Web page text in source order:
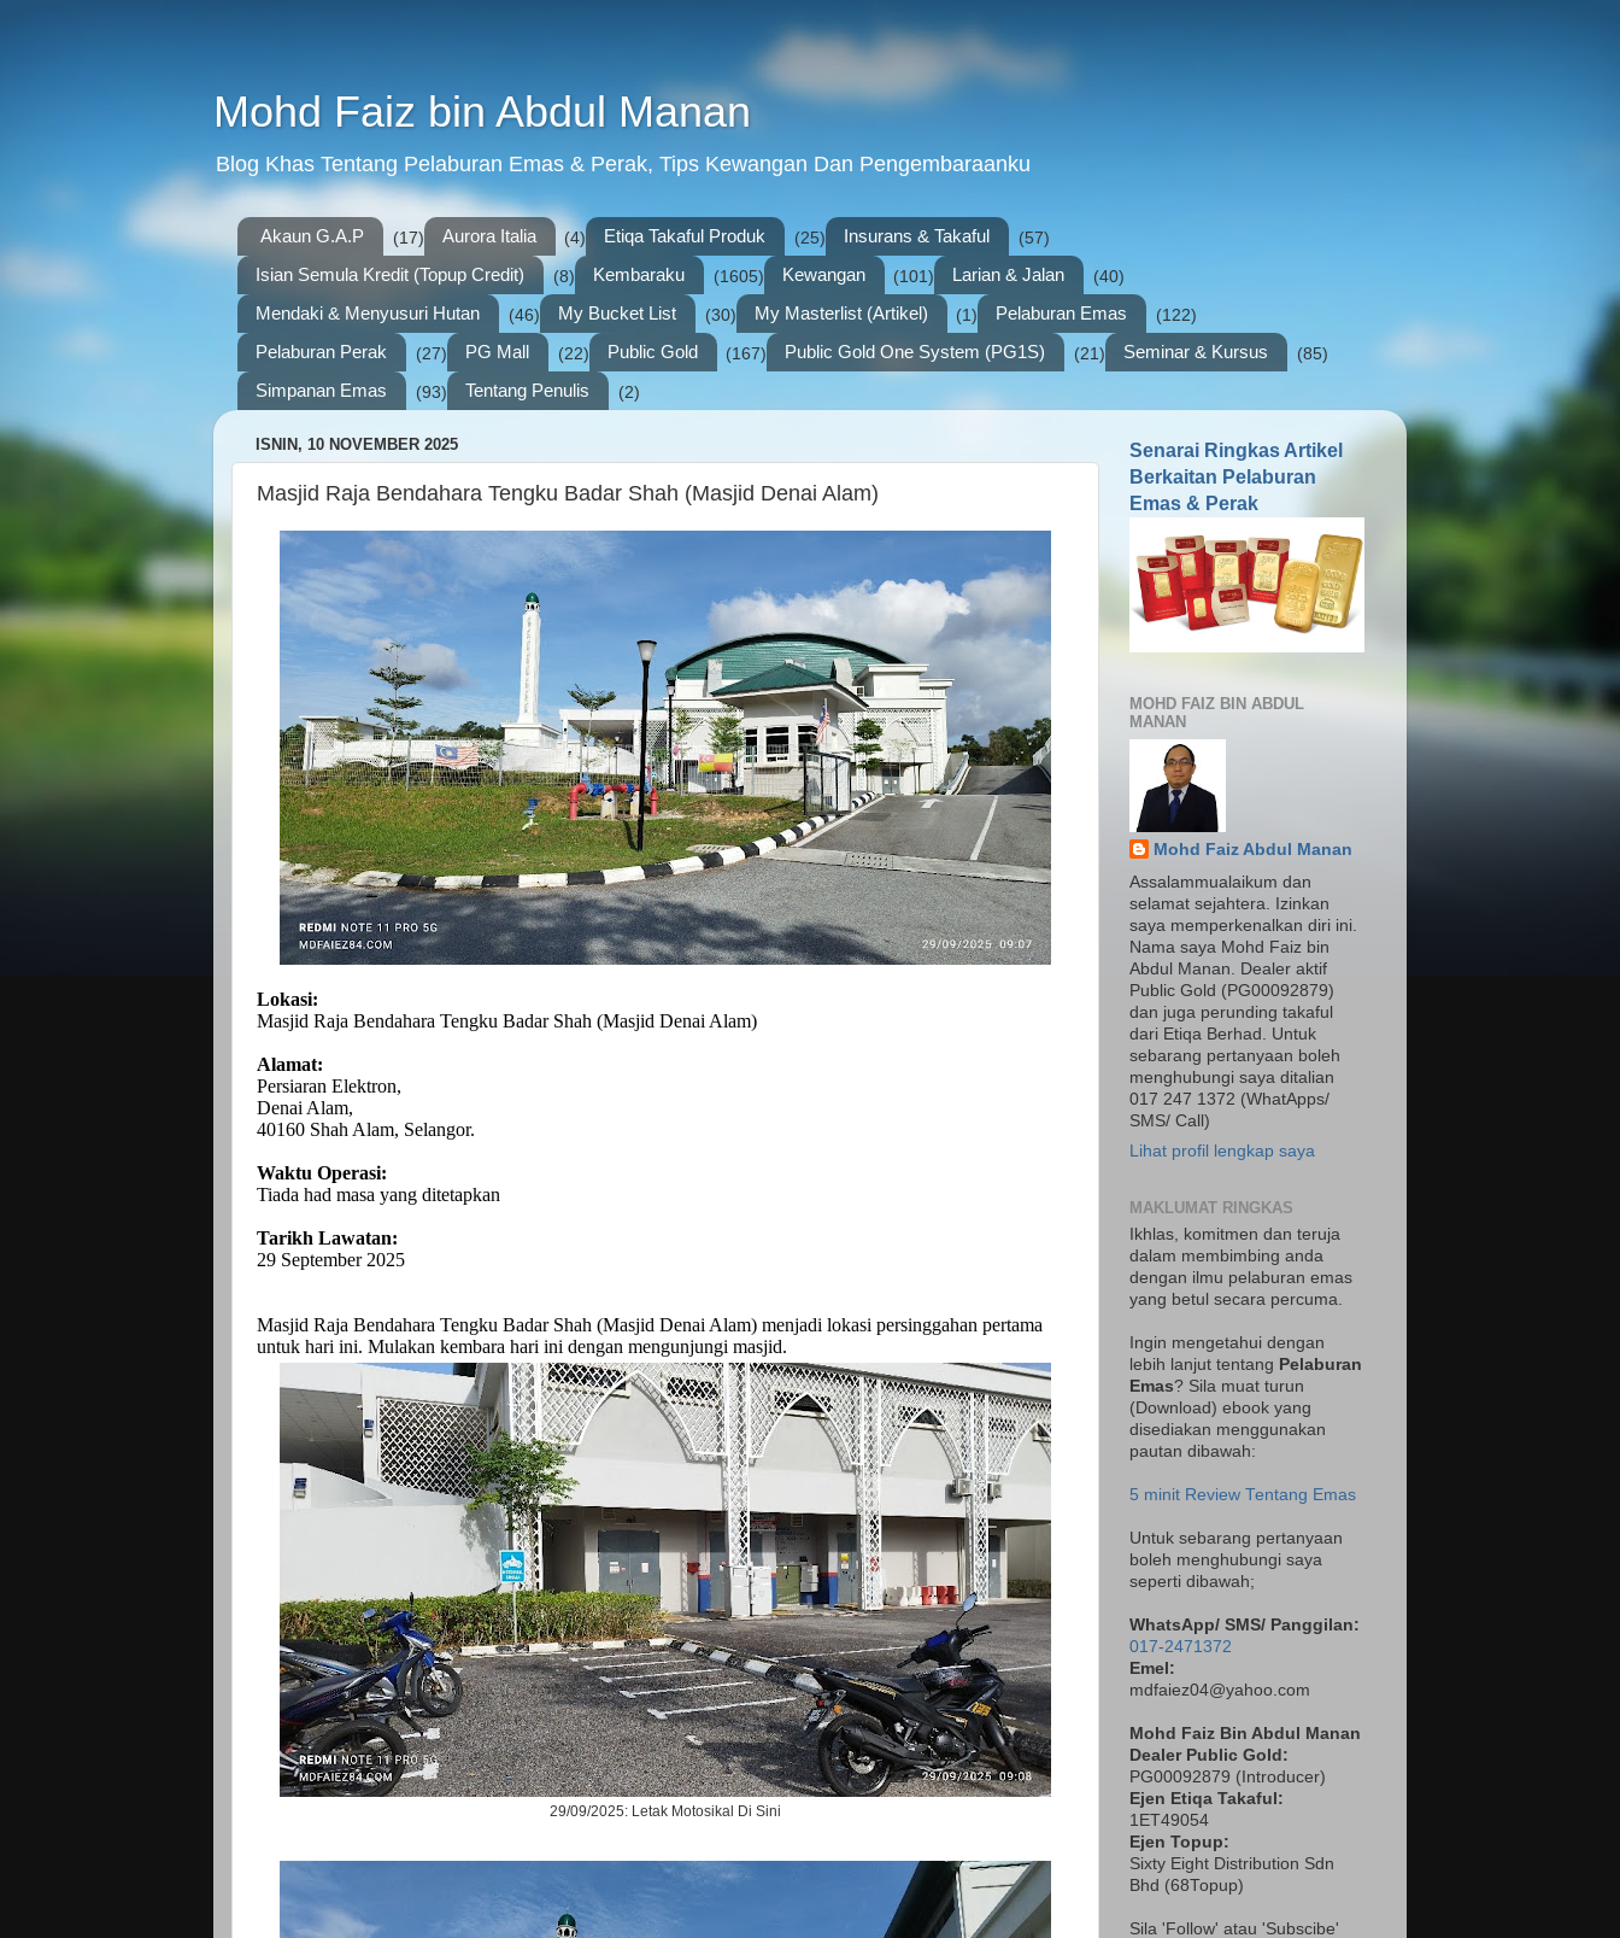
Mohd Faiz bin Abdul Manan
Blog Khas Tentang Pelaburan Emas & Perak, Tips Kewangan Dan Pengembaraanku
Akaun G.A.P (17) Aurora Italia (4) Etiqa Takaful Produk (25) Insurans & Takaful (57)
Isian Semula Kredit (Topup Credit) (8) Kembaraku (1605) Kewangan (101) Larian & Jalan (40)
Mendaki & Menyusuri Hutan (46) My Bucket List (30) My Masterlist (Artikel) (1) Pelaburan Emas (122)
Pelaburan Perak (27) PG Mall (22) Public Gold (167) Public Gold One System (PG1S) (21) Seminar & Kursus (85)
Simpanan Emas (93) Tentang Penulis (2)
ISNIN, 10 NOVEMBER 2025
Masjid Raja Bendahara Tengku Badar Shah (Masjid Denai Alam)
Lokasi:
Masjid Raja Bendahara Tengku Badar Shah (Masjid Denai Alam)
Alamat:
Persiaran Elektron,
Denai Alam,
40160 Shah Alam, Selangor.
Waktu Operasi:
Tiada had masa yang ditetapkan
Tarikh Lawatan:
29 September 2025
Masjid Raja Bendahara Tengku Badar Shah (Masjid Denai Alam) menjadi lokasi persinggahan pertama
untuk hari ini. Mulakan kembara hari ini dengan mengunjungi masjid.
29/09/2025: Letak Motosikal Di Sini
Senarai Ringkas Artikel
Berkaitan Pelaburan
Emas & Perak
MOHD FAIZ BIN ABDUL
MANAN
Mohd Faiz Abdul Manan
Assalammualaikum dan
selamat sejahtera. Izinkan
saya memperkenalkan diri ini.
Nama saya Mohd Faiz bin
Abdul Manan. Dealer aktif
Public Gold (PG00092879)
dan juga perunding takaful
dari Etiqa Berhad. Untuk
sebarang pertanyaan boleh
menghubungi saya ditalian
017 247 1372 (WhatApps/
SMS/ Call)
Lihat profil lengkap saya
MAKLUMAT RINGKAS
Ikhlas, komitmen dan teruja
dalam membimbing anda
dengan ilmu pelaburan emas
yang betul secara percuma.
Ingin mengetahui dengan
lebih lanjut tentang Pelaburan
Emas? Sila muat turun
(Download) ebook yang
disediakan menggunakan
pautan dibawah:
5 minit Review Tentang Emas
Untuk sebarang pertanyaan
boleh menghubungi saya
seperti dibawah;
WhatsApp/ SMS/ Panggilan:
017-2471372
Emel:
mdfaiez04@yahoo.com
Mohd Faiz Bin Abdul Manan
Dealer Public Gold:
PG00092879 ( Introducer)
Ejen Etiqa Takaful:
1ET49054
Ejen Topup:
Sixty Eight Distribution Sdn
Bhd (68Topup)
Sila 'Follow' atau 'Subscibe'